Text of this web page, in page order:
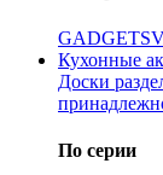
GADGETS
Кухонные
Доски
По серии